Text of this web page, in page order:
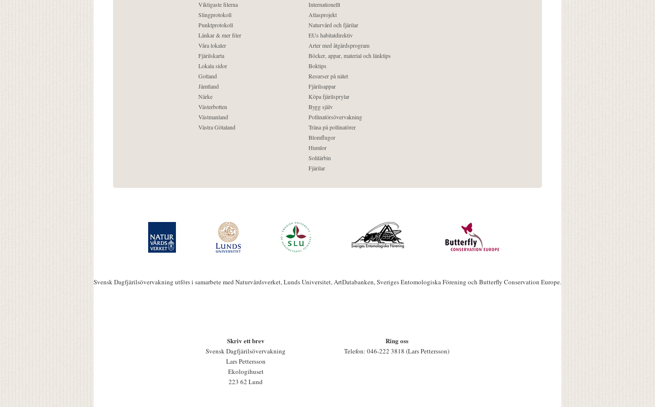
Viktigaste filerna
Slingprotokoll
Punktprotokoll
Länkar & mer filer
Våra lokaler
Fjärilskarta
Lokala sidor
Gotland
Jämtland
Närke
Västerbotten
Västmanland
Västra Götaland
Internationellt
Atlasprojekt
Naturvård och fjärilar
EUs habitatdirektiv
Arter med åtgärdsprogram
Böcker, appar, material och länktips
Boktips
Resurser på nätet
Fjärilsappar
Köpa fjärilsprylar
Bygg själv
Pollinatörsövervakning
Träna på pollinatörer
Blomflugor
Humlor
Solitärbin
Fjärilar
Svensk Dagfjärilsövervakning utförs i samarbete med Naturvårdsverket, Lunds Universitet, ArtDatabanken, Sveriges Entomologiska Förening och Butterfly Conservation Europe.
Skriv ett brev
Svensk Dagfjärilsövervakning
Lars Pettersson
Ekologihuset
223 62 Lund
Ring oss
Telefon: 046-222 3818 (Lars Pettersson)